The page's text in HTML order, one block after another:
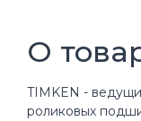
О
TIMKEN -
роликовых